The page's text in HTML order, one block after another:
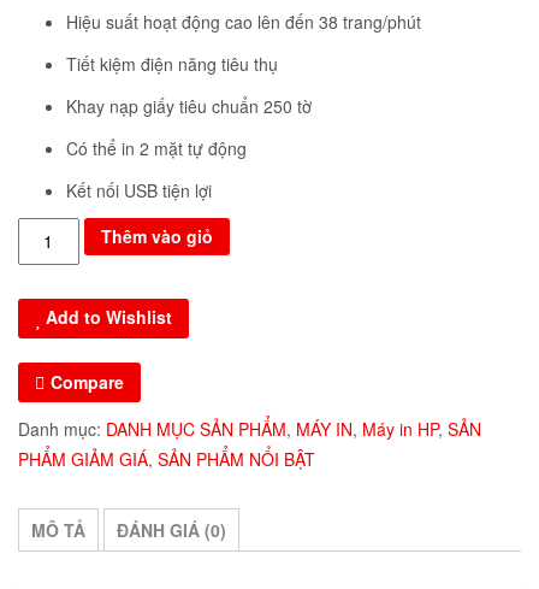
Hiệu suất hoạt động cao lên đến 38 trang/phút
Tiết kiệm điện năng tiêu thụ
Khay nạp giấy tiêu chuẩn 250 tờ
Có thể in 2 mặt tự động
Kết nối USB tiện lợi
lượng
Thêm vào giỏ
Add to Wishlist
Compare
Danh mục: DANH MỤC SẢN PHẨM, MÁY IN, Máy in HP, SẢN
PHẨM GIẢM GIÁ, SẢN PHẨM NỔI BẬT
MÔ TẢ ĐÁNH GIÁ (0)